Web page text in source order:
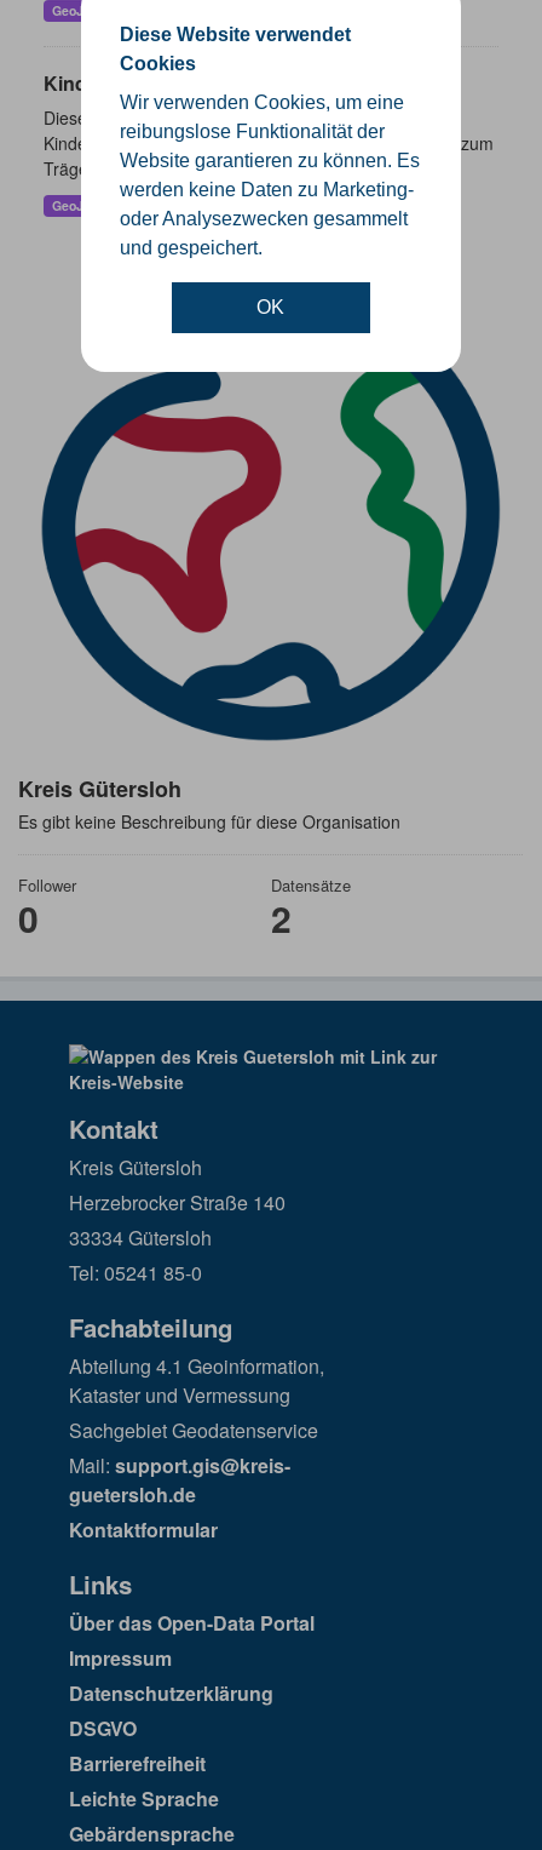
Diese Website verwendet
Cookies
Wir verwenden Cookies, um eine
reibungslose Funktionalität der
Website garantieren zu können. Es
werden keine Daten zu Marketing-
oder Analysezwecken gesammelt
und gespeichert.
OK
Kreis Gütersloh
Es gibt keine Beschreibung für diese Organisation
Follower
0
Datensätze
2
GeoJSON
Kindertageseinrichtungen
Dieser Datensatz beinhaltet die Darstellung der
Kindertagesstätten im Kreis Gütersloh sowie Angaben zum
Träger und Kontaktinformationen.
GeoJSON
Kontakt
Kreis Gütersloh
Herzebrocker Straße 140
33334 Gütersloh
Tel: 05241 85-0
Fachabteilung
Abteilung 4.1 Geoinformation,
Kataster und Vermessung
Sachgebiet Geodatenservice
Mail: support.gis@kreis-
guetersloh.de
Kontaktformular
Links
Über das Open-Data Portal
Impressum
Datenschutzerklärung
DSGVO
Barrierefreiheit
Leichte Sprache
Gebärdensprache